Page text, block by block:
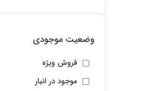
وضعیت موجودی
فروش ویژه
موجود در انبار